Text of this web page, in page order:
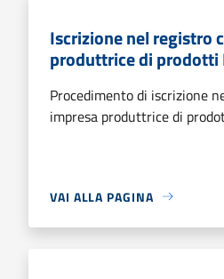
Iscrizione nel registro
produttrice di prodotti
Procedimento di iscrizione
impresa produttrice di
VAI ALLA PAGINA